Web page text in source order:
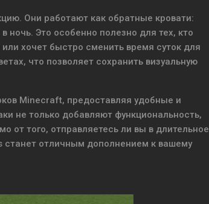
Они работают как обратные кровати:
ночь. Это особенно полезно для тех, кто
хочет быстро сменить время суток для
что позволяет сохранить визуальную
Minecraft, предоставляя удобные и
не только добавляют функциональность,
от того, отправляетесь ли вы в длительное
станет отличным дополнением к вашему